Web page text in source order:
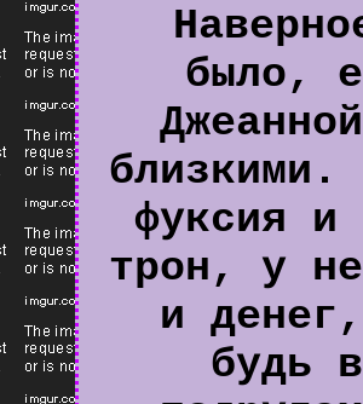
было,
фуксия и
трон, у
и
будь